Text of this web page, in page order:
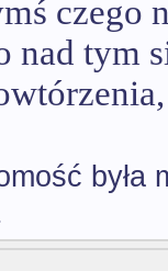
czego
nad tym
była